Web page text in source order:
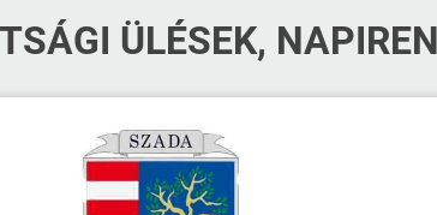
ÜLÉSEK,